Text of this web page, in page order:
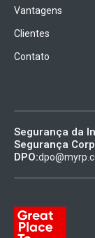
Vantagens
Clientes
Contato
Segurança da
Segurança
DPO: